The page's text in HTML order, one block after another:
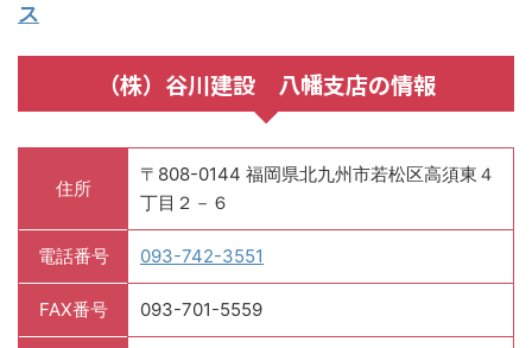
ス
（株）谷川建設 八幡支店の情報
住所
〒808-0144 福岡県北九州市若松区高須東４
丁目２－６
電話番号 093-742-3551
FAX番号 093-701-5559